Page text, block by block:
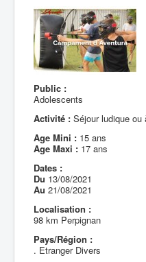
Public :
Adolescents
Activité : Séjour ludique ou
Age Mini : 15 ans
Age Maxi : 17 ans
Dates :
Du 13/08/2021
Au 21/08/2021
Localisation :
98 km Perpignan
Pays/Région :
. Etranger Divers